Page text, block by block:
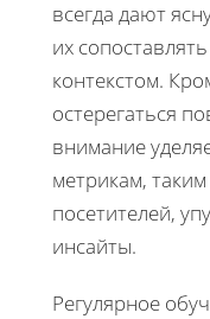
всегда дают
их
контекстом.
остерегаться
внимание
метрикам,
посетителей,
инсайты.
Регулярное